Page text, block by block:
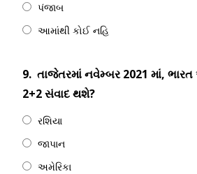
પંજાબ
આમાંથી કોઈ નહિ
9. તાજેતરમાં નવેમ્બર 2021 માં,
2+2 સંવાદ થશે?
રશિયા
જાપાન
અમેરિકા